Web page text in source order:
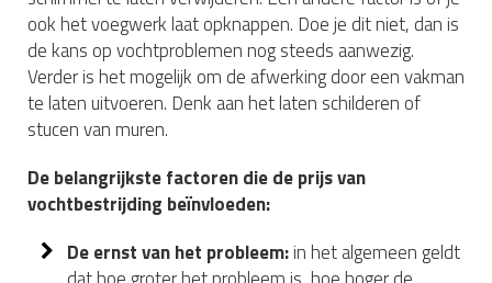
ook het voegwerk laat opknappen. Doe je dit niet, dan is
de kans op vochtproblemen nog steeds aanwezig.
Verder is het mogelijk om de afwerking door een vakman
te laten uitvoeren. Denk aan het laten schilderen of
stucen van muren.
De belangrijkste factoren die de prijs van
vochtbestrijding beïnvloeden:
De ernst van het probleem:in het algemeen geldt